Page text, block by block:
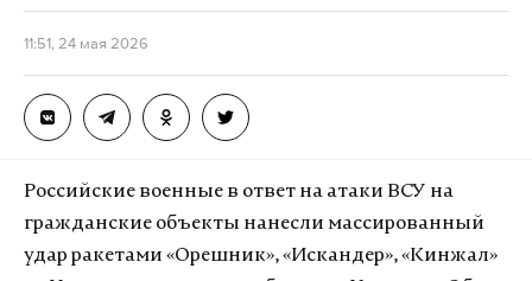
А еще мы есть в
Макс
#мэр #смерть # нальчик
11:51, 24 мая 2026
Российские военные в ответ на атаки ВСУ на
гражданские объекты нанесли массированный
удар ракетами «Орешник», «Искандер», «Кинжал»